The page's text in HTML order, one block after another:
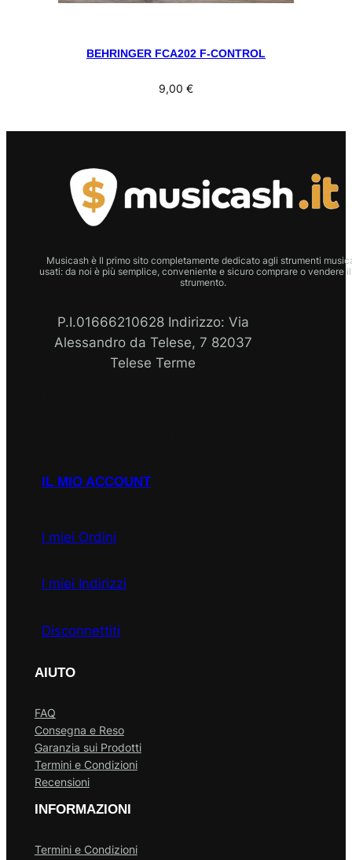
BEHRINGER FCA202 F-CONTROL
9,00 €
Musicash è Il primo sito completamente dedicato agli strumenti
usati: da noi è più semplice, conveniente e sicuro comprare o vendere
strumento.
P.I.01666210628 Indirizzo: Via
Alessandro da Telese, 7 82037
Telese Terme
IL MIO ACCOUNT
I miei Ordini
I miei Indirizzi
Disconnettiti
AIUTO
FAQ
Consegna e Reso
Garanzia sui Prodotti
Termini e Condizioni
Recensioni
INFORMAZIONI
Termini e Condizioni